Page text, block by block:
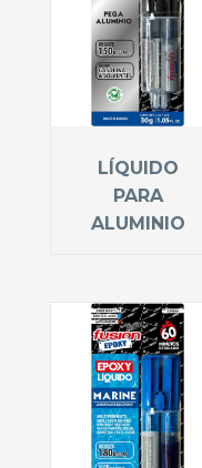
LÍQUIDO
PARA
ALUMINIO